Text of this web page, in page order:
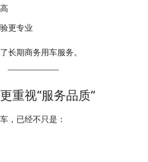
更专业
长期商务用车服务。
重视“服务品质”
，已经不只是：